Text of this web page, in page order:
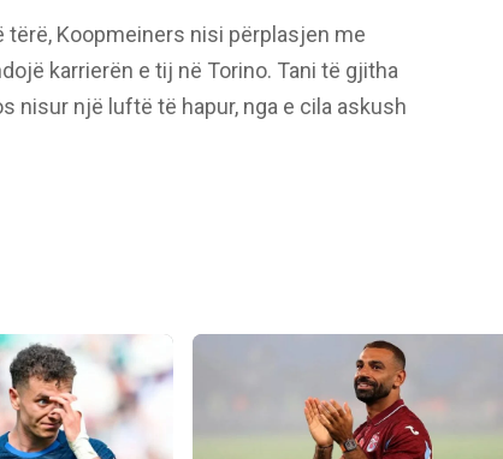
tërë, Koopmeiners nisi përplasjen me
karrierën e tij në Torino. Tani të gjitha
nisur një luftë të hapur, nga e cila askush